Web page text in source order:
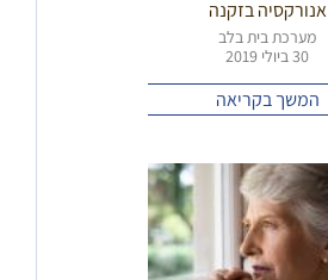
אנורקסיה בזקנה
מערכת בית בלב
30 ביולי 2019
המשך בקריאה